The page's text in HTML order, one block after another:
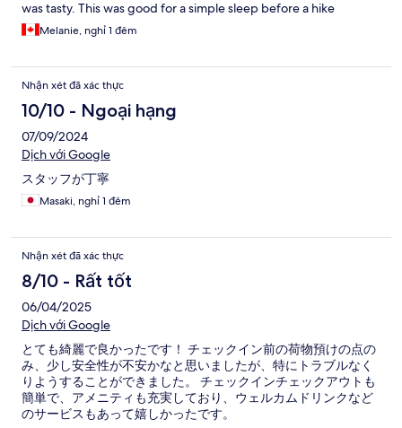
was tasty. This was good for a simple sleep before a hike
Melanie, nghỉ 1 đêm
Nhận xét đã xác thực
10/10 - Ngoại hạng
07/09/2024
Dịch với Google
スタッフが丁寧
Masaki, nghỉ 1 đêm
Nhận xét đã xác thực
8/10 - Rất tốt
06/04/2025
Dịch với Google
とても綺麗で良かったです！ チェックイン前の荷物預けの点の
み、少し安全性が不安かなと思いましたが、特にトラブルなく
りようすることができました。 チェックインチェックアウトも
簡単で、アメニティも充実しており、ウェルカムドリンクなど
のサービスもあって嬉しかったです。